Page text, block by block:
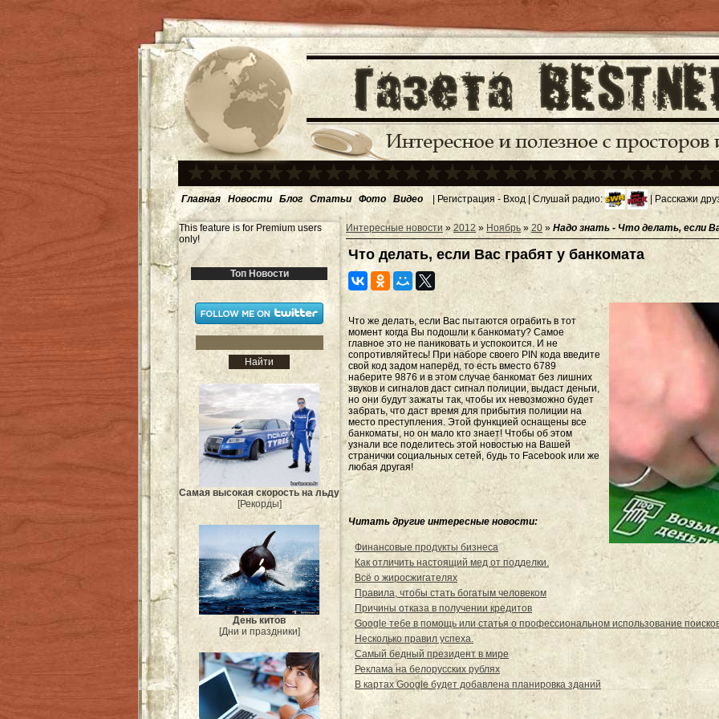
Главная Новости Блог Статьи Фото Видео | Регистрация - Вход | Слушай радио: | Расскажи
This feature is for Premium users
only!
Топ Новости
Самая высокая скорость на льду
[Рекорды]
День китов
[Дни и праздники]
Интересные новости » 2012 » Ноябрь » 20 » Надо знать - Что делать, если
Что делать, если Вас грабят у банкомата
Что же делать, если Вас пытаются ограбить в тот
момент когда Вы подошли к банкомату? Самое
главное это не паниковать и успокоится. И не
сопротивляйтесь! При наборе своего PIN кода введите
свой код задом наперёд, то есть вместо 6789
наберите 9876 и в этом случае банкомат без лишних
звуков и сигналов даст сигнал полиции, выдаст деньги,
но они будут зажаты так, чтобы их невозможно будет
забрать, что даст время для прибытия полиции на
место преступления. Этой функцией оснащены все
банкоматы, но он мало кто знает! Чтобы об этом
узнали все поделитесь этой новостью на Вашей
странички социальных сетей, будь то Facebook или же
любая другая!
Читать другие интересные новости:
Финансовые продукты бизнеса
Как отличить настоящий мед от подделки.
Всё о жиросжигателях
Правила, чтобы стать богатым человеком
Причины отказа в получении кредитов
Google тебе в помощь или статья о профессиональном использование
Несколько правил успеха.
Самый бедный президент в мире
Реклама на белорусских рублях
В картах Google будет добавлена планировка зданий